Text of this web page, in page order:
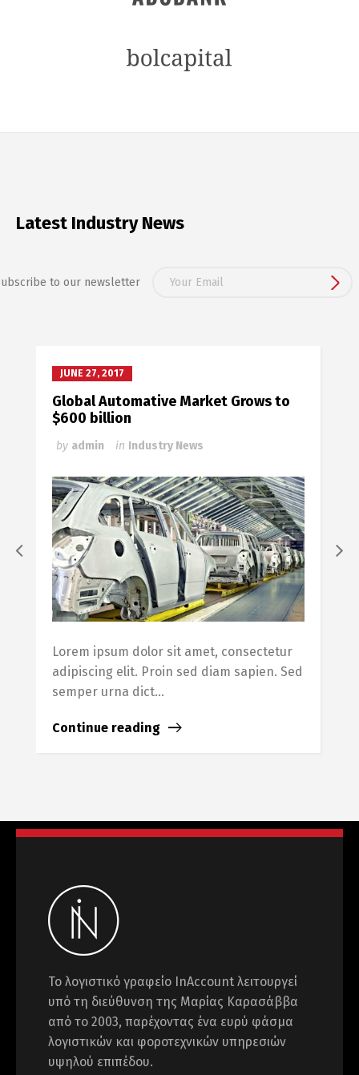
Latest Industry News
to our newsletter
JUNE 27, 2017
Global Automative Market Grows to
$600 billion
by admin in Industry News
Lorem ipsum dolor sit amet, consectetur
adipiscing elit. Proin sed diam sapien. Sed
semper urna dict...
Continue reading
Το λογιστικό γραφείο InAccount λειτουργεί
υπό τη διεύθυνση της Μαρίας Καρασάββα
από το 2003, παρέχοντας ένα ευρύ φάσμα
λογιστικών και φοροτεχνικών υπηρεσιών
υψηλού επιπέδου.